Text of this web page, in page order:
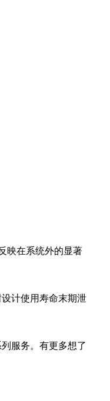
映在系统外的显著
计使用寿命末期泄
服务。有更多想了